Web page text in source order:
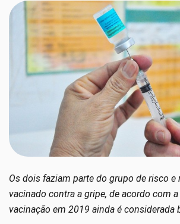
Os dois faziam parte do grupo de risco e
vacinado contra a gripe, de acordo com
vacinação em 2019 ainda é considerada